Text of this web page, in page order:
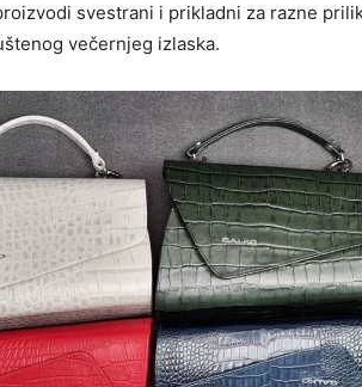
svestrani i prikladni za razne
večernjeg izlaska.